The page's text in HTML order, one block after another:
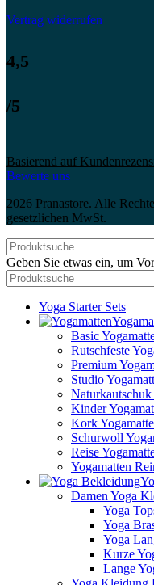
Vertrag widerrufen
4,5
/5
Basierend auf
Bewerte uns
2026 Pranastore. Alle
gesetzlichen MwSt.
Geben Sie etwas ein, um
Yoga Starter Sets
Basic
Rutschfeste
Premium
Studio
Naturkautschuk
Kinder
Kork
Schurwoll
Reise
Yogamatten
Damen Yoga
Yoga
Yoga
Yoga
Kurze
Lange